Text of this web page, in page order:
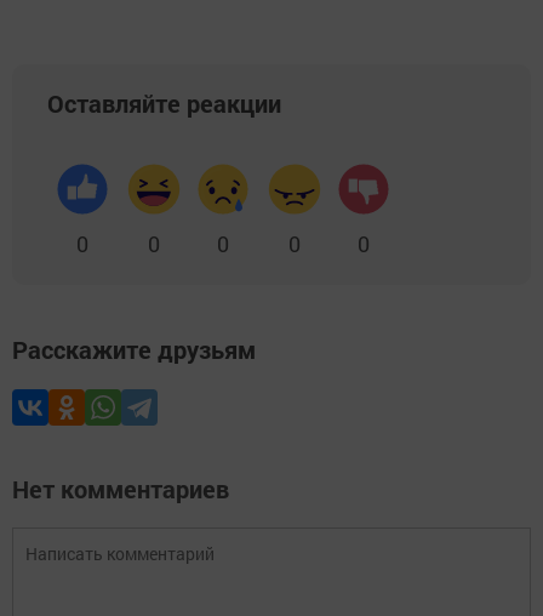
Оставляйте реакции
0 0 0 0 0
Расскажите друзьям
Нет комментариев